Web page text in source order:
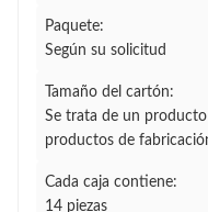
Paquete:
Según su solicitud
Tamaño del cartón:
Se trata de un
productos de
Cada caja contiene:
14 piezas